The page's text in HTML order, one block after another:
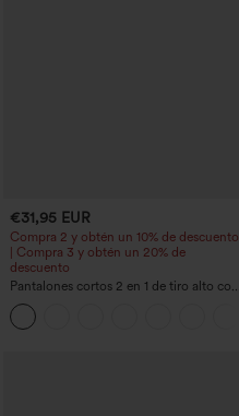
€31,95 EUR
Compra 2 y obtén un 10% de descuento
| Compra 3 y obtén un 20% de
descuento
Pantalones cortos 2 en 1 de tiro alto con
bolsillo interior y trasero